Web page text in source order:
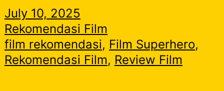
July 10, 2025
Rekomendasi Film
film rekomendasi, Film Superhero
Rekomendasi Film, Review Film